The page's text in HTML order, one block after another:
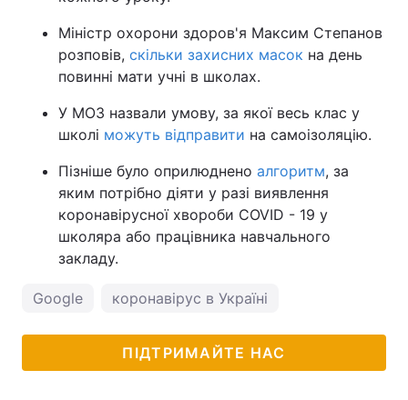
Міністр охорони здоров'я Максим Степанов
розповів, скільки захисних масок на день
повинні мати учні в школах.
У МОЗ назвали умову, за якої весь клас у
школі можуть відправити на самоізоляцію.
Пізніше було оприлюднено алгоритм, за
яким потрібно діяти у разі виявлення
коронавірусної хвороби COVID - 19 у
школяра або працівника навчального
закладу.
Google коронавірус в Україні
ПІДТРИМАЙТЕ НАС